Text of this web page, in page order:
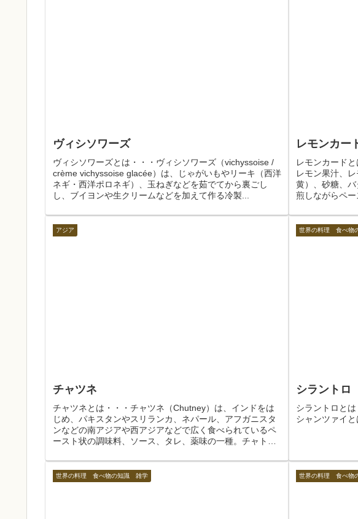
ヴィシソワーズ
ヴィシソワーズとは・・・ヴィシソワーズ（vichyssoise /
crème vichyssoise glacée）は、じゃがいもやリーキ（西洋
ネギ・西洋ポロネギ）、玉ねぎなどを茹でてから裏ごし
し、ブイヨンや生クリームなどを加えて作る冷製...
レモンカー
レモンカード
レモン果汁、
黄）、砂糖、
煎しながらペ
アジア
チャツネ
チャツネとは・・・チャツネ（Chutney）は、インドをは
じめ、パキスタンやスリランカ、ネパール、アフガニスタ
ンなどの南アジアや西アジアなどで広く食べられているペ
ースト状の調味料、ソース、タレ、薬味の一種。チャト
世界の料理 食べ物
シラントロ
シラントロと
シャンツァイ
世界の料理 食べ物の知識 雑学 世界の料理 食べ物